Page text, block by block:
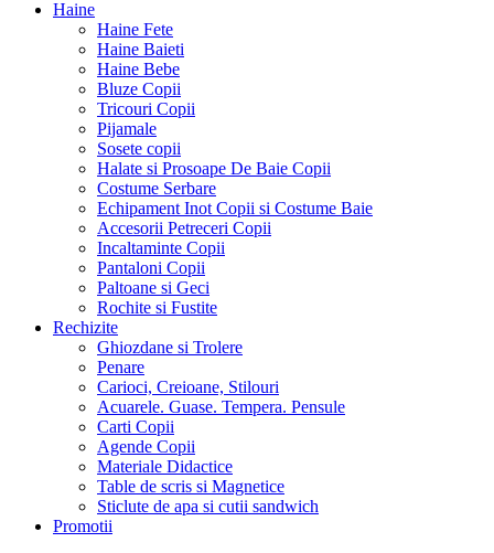
Haine
Haine Fete
Haine Baieti
Haine Bebe
Bluze Copii
Tricouri Copii
Pijamale
Sosete copii
Halate si Prosoape De Baie Copii
Costume Serbare
Echipament Inot Copii si Costume Baie
Accesorii Petreceri Copii
Incaltaminte Copii
Pantaloni Copii
Paltoane si Geci
Rochite si Fustite
Rechizite
Ghiozdane si Trolere
Penare
Carioci, Creioane, Stilouri
Acuarele. Guase. Tempera. Pensule
Carti Copii
Agende Copii
Materiale Didactice
Table de scris si Magnetice
Sticlute de apa si cutii sandwich
Promotii